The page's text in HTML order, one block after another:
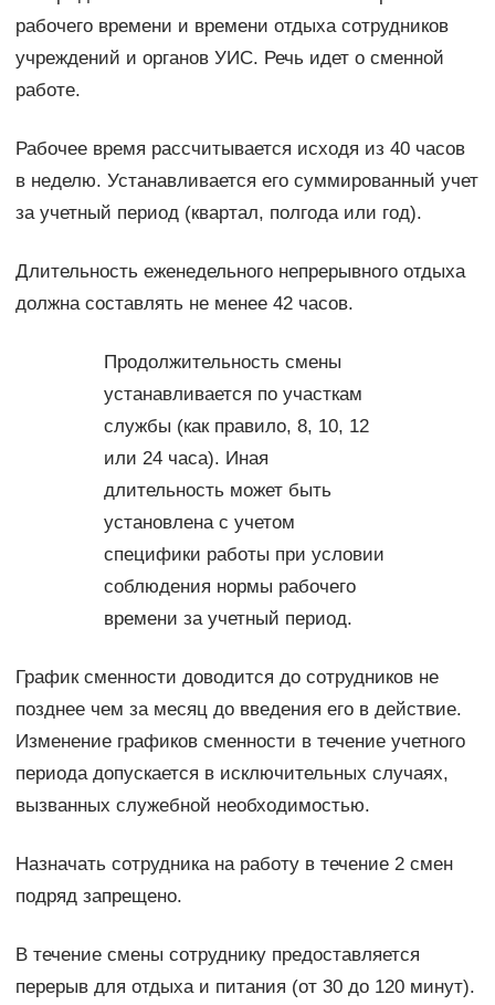
рабочего времени и времени отдыха сотрудников
учреждений и органов УИС. Речь идет о сменной
работе.
Рабочее время рассчитывается исходя из 40 часов
в неделю. Устанавливается его суммированный учет
за учетный период (квартал, полгода или год).
Длительность еженедельного непрерывного отдыха
должна составлять не менее 42 часов.
Продолжительность смены
устанавливается по участкам
службы (как правило, 8, 10, 12
или 24 часа). Иная
длительность может быть
установлена с учетом
специфики работы при условии
соблюдения нормы рабочего
времени за учетный период.
График сменности доводится до сотрудников не
позднее чем за месяц до введения его в действие.
Изменение графиков сменности в течение учетного
периода допускается в исключительных случаях,
вызванных служебной необходимостью.
Назначать сотрудника на работу в течение 2 смен
подряд запрещено.
В течение смены сотруднику предоставляется
перерыв для отдыха и питания (от 30 до 120 минут).